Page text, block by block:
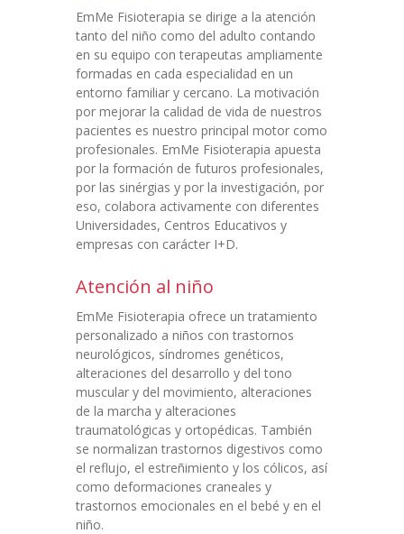
Contacto
EmMe Fisioterapia se dirige a la atención
tanto del niño como del adulto contando
en su equipo con terapeutas ampliamente
formadas en cada especialidad en un
entorno familiar y cercano. La motivación
por mejorar la calidad de vida de nuestros
pacientes es nuestro principal motor como
profesionales. EmMe Fisioterapia apuesta
por la formación de futuros profesionales,
por las sinérgias y por la investigación, por
eso, colabora activamente con diferentes
Universidades, Centros Educativos y
empresas con carácter I+D.
Atención al niño
EmMe Fisioterapia ofrece un tratamiento
personalizado a niños con trastornos
neurológicos, síndromes genéticos,
alteraciones del desarrollo y del tono
muscular y del movimiento, alteraciones
de la marcha y alteraciones
traumatológicas y ortopédicas. También
se normalizan trastornos digestivos como
el reflujo, el estreñimiento y los cólicos, así
como deformaciones craneales y
trastornos emocionales en el bebé y en el
niño.